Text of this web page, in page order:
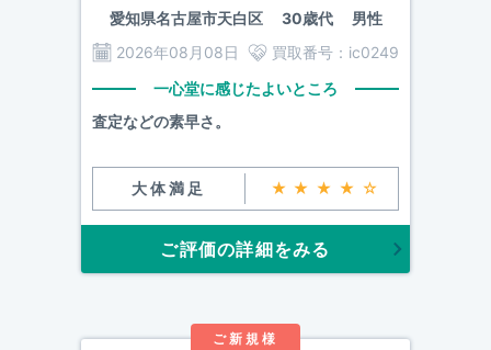
愛知県名古屋市天白区30歳代 男性
2026年08月08日
買取番号： ic0249
一心堂に感じたよいところ
査定などの素早さ。
大体満足 ★★★★☆
ご評価の詳細をみる
ご新規様